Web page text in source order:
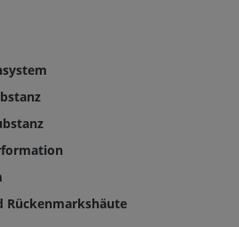
Rückenmarkshäute